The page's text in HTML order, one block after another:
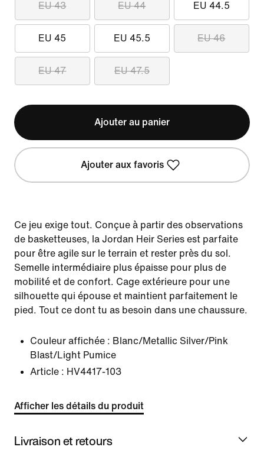
EU 43 EU 44 EU 44.5
EU 45 EU 45.5 EU 46
EU 47 EU 47.5
Ajouter au panier
Ajouter aux favoris
Ce jeu exige tout. Conçue à partir des observations
de basketteuses, la Jordan Heir Series est parfaite
pour être agile sur le terrain et rester près du sol.
Semelle intermédiaire plus épaisse pour plus de
mobilité et de confort. Cage extérieure pour une
silhouette qui épouse et maintient parfaitement le
pied. Tout ce dont tu as besoin dans une chaussure.
Couleur affichée : Blanc/Metallic Silver/Pink
Blast/Light Pumice
Article : HV4417-103
Afficher les détails du produit
Livraison et retours